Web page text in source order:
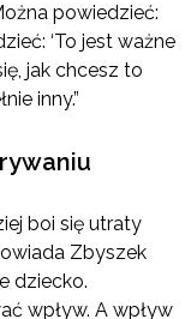
powiedzieć:
‘To jest ważne
jak chcesz to
inny.”
boi się utraty
Zbyszek
dziecko.
wpływ. A wpływ